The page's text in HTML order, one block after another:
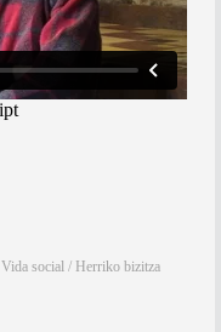
Vida social / Herriko bizitza